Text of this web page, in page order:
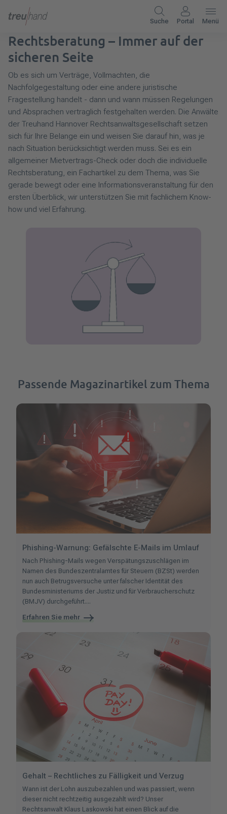
Suche Portal Menü
Rechtsberatung – Immer auf der
sicheren Seite
Ob es sich um Verträge, Vollmachten, die
Nachfolgegestaltung oder eine andere juristische
Fragestellung handelt - dann und wann müssen Regelungen
und Absprachen vertraglich festgehalten werden. Die Anwälte
der Treuhand Hannover Rechtsanwaltsgesellschaft setzen
sich für Ihre Belange ein und weisen Sie darauf hin, was je
nach Situation berücksichtigt werden muss. Sei es ein
allgemeiner Mietvertrags-Check oder doch die individuelle
Rechtsberatung, ein Fachartikel zu dem Thema, was Sie
gerade bewegt oder eine Informationsveranstaltung für den
ersten Überblick, wir unterstützen Sie mit fachlichem Know-
how und viel Erfahrung.
Passende Magazinartikel zum Thema
Phishing-Warnung: Gefälschte E-Mails im Umlauf
Nach Phishing-Mails wegen Verspätungszuschlägen im
Namen des Bundeszentralamtes für Steuern (BZSt) werden
nun auch Betrugsversuche unter falscher Identität des
Bundesministeriums der Justiz und für Verbraucherschutz
(BMJV) durchgeführt....
Erfahren Sie mehr
Gehalt – Rechtliches zu Fälligkeit und Verzug
Wann ist der Lohn auszubezahlen und was passiert, wenn
dieser nicht rechtzeitig ausgezahlt wird? Unser
Rechtsanwalt Klaus Laskowski hat einen Blick auf die